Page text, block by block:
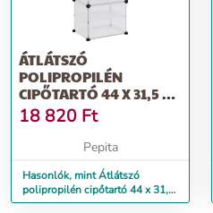
ÁTLÁTSZÓ
POLIPROPILÉN
CIPŐTARTÓ 44 X 31,5 X
153,5 CM
18 820 Ft
Pepita
Hasonlók, mint Átlátszó
polipropilén cipőtartó 44 x 31,5
x 153,5 cm